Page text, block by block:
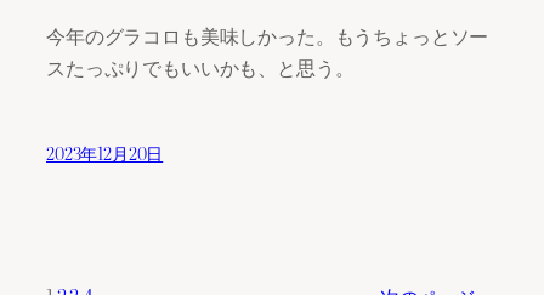
今年のグラコロも美味しかった。もうちょっとソー
スたっぷりでもいいかも、と思う。
2023年12月20日